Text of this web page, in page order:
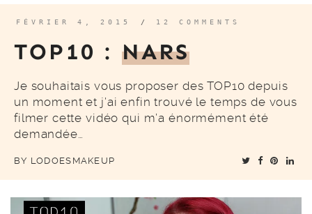
BON PLAN
CONTACT
FÉVRIER 4, 2015 / 12 COMMENTS
TOP10 : NARS
Je souhaitais vous proposer des TOP10 depuis
un moment et j’ai enfin trouvé le temps de vous
filmer cette vidéo qui m’a énormément été
demandée…
BY LODOESMAKEUP